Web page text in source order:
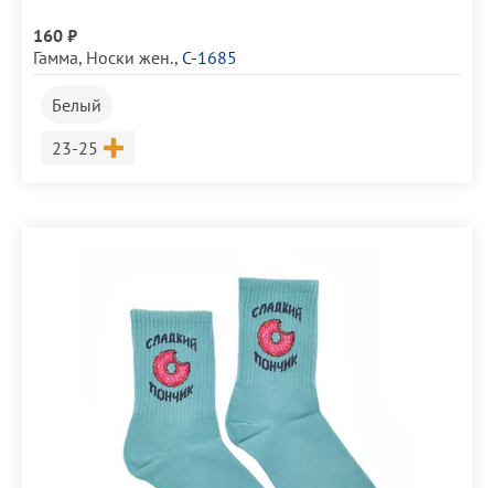
160 ₽
Гамма, Носки жен., С-1685
Белый
Размер
23-25